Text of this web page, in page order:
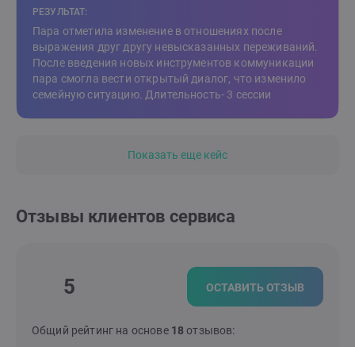
РЕЗУЛЬТАТ:
Пара отметила изменение в отношениях после
выражения друг другу невысказанных переживаний.
После введения новых инструментов коммуникации
пара смогла вести открытый диалог, что изменило
семейную ситуацию. Длительность- 3 сессии
Показать еще кейс
Отзывы клиентов сервиса
5 ОСТАВИТЬ ОТЗЫВ
Общий рейтинг на основе 18отзывов: